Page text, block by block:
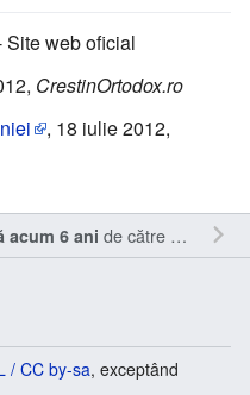
Site web oficial
CrestinOrtodox.ro
, 18 iulie 2012,
acum 6 ani de către Sîmbotin
/ CC by-sa, exceptând